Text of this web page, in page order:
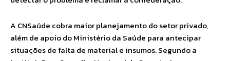
A CNSaúde cobra maior planejamento do setor privado,
além de apoio do Ministério da Saúde para antecipar
situações de falta de material e insumos. Segundo a